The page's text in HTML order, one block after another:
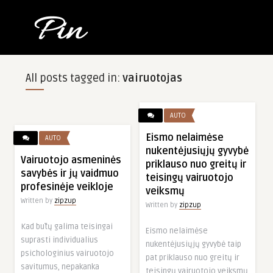
All posts tagged in: vairuotojas
ADVERTISEMENT
AUTO
Eismo nelaimėse
nukentėjusiųjų gyvybė
priklauso nuo greitų ir
teisingų vairuotojo
veiksmų
Written by zipzup
Eismo nelaimėse
nukentėjusiųjų gyvybė taip
pat priklauso nuo greitų ir
AUTO
Vairuotojo asmeninės
savybės ir jų vaidmuo
profesinėje veikloje
Written by zipzup
Kad būtų galima teisingai
suprasti individualius
psichologinius vairuotojo
savitumus, nepakanka